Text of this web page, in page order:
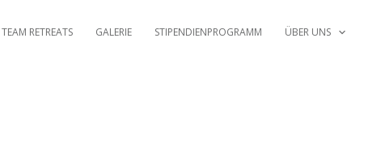
TEAM RETREATS GALERIE STIPENDIENPROGRAMM ÜBER UNS